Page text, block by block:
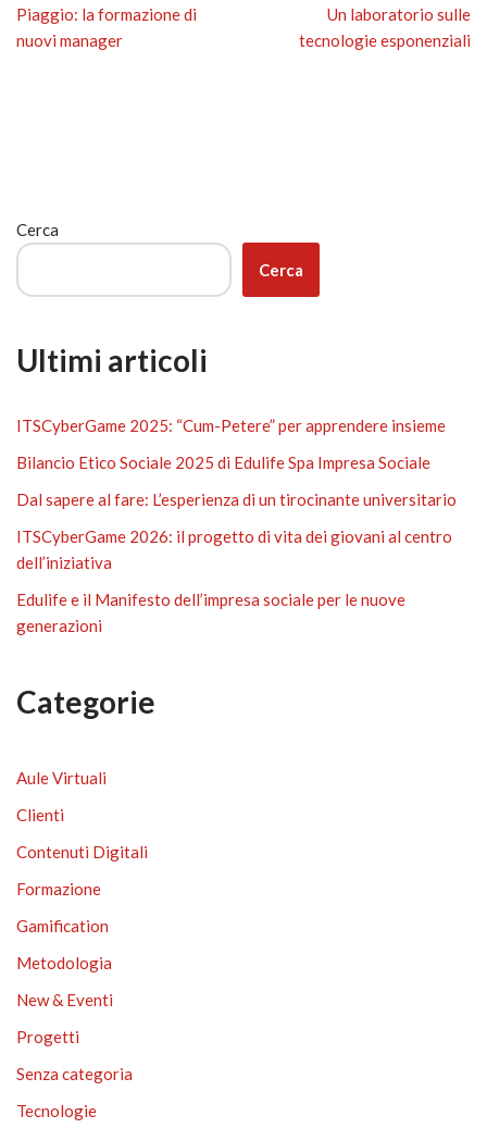
Piaggio: la formazione di
nuovi manager
Un laboratorio sulle
tecnologie esponenziali
Cerca
Cerca
Ultimi articoli
ITSCyberGame 2025: “Cum-Petere” per apprendere insieme
Bilancio Etico Sociale 2025 di Edulife Spa Impresa Sociale
Dal sapere al fare: L’esperienza di un tirocinante universitario
ITSCyberGame 2026: il progetto di vita dei giovani al centro
dell’iniziativa
Edulife e il Manifesto dell’impresa sociale per le nuove
generazioni
Categorie
Aule Virtuali
Clienti
Contenuti Digitali
Formazione
Gamification
Metodologia
New & Eventi
Progetti
Senza categoria
Tecnologie